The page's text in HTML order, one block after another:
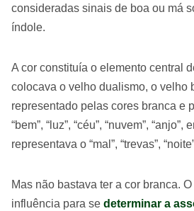
consideradas sinais de boa ou má
índole.
A cor constituía o elemento central
colocava o velho dualismo, o velho
representado pelas cores branca e
“bem”, “luz”, “céu”, “nuvem”,
representava o “mal”, “trevas”,
Mas não bastava ter a cor branca.
influência para se determinar a